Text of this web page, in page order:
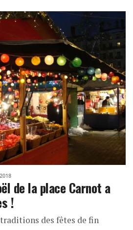
de la place Carnot a
!
traditions des fêtes de fin